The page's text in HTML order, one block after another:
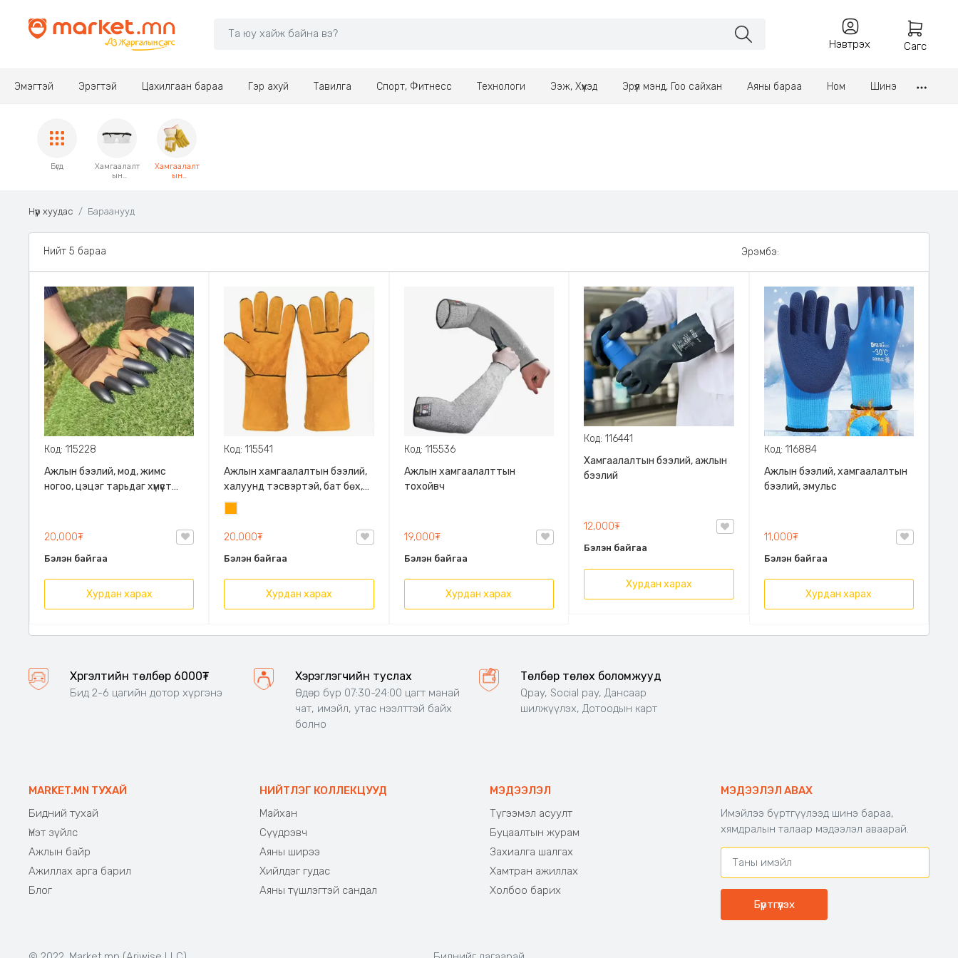
Нэвтрэх Сагс
Эмэгтэй Эрэгтэй Цахилгаан бараа Гэр ахуй Тавилга Спорт, Фитнесс Технологи Ээж, Хүүхэд Эрүүл мэнд, Гоо сайхан Аяны бараа Ном Шинэ
Бүгд
Хамгаалалт
ын
Хамгаалалт
ын
Нүүр хуудас Бараанууд
Нийт 5 бараа Эрэмбэ:
Код: 115228
Ажлын бээлий, мод, жимс
ногоо, цэцэг тарьдаг хүмүүст
газрыг хялбар ухна.
20,000₮
Бэлэн байгаа
Хурдан харах
Код: 115541
Ажлын хамгаалалтын бээлий,
халуунд тэсвэртэй, бат бөх,
удаан эдэлгээтэй, 28*16см.
20,000₮
Бэлэн байгаа
Хурдан харах
Код: 115536
Ажлын хамгаалалттын
тохойвч
19,000₮
Бэлэн байгаа
Хурдан харах
Код: 116441
Хамгаалалтын бээлий, ажлын
бээлий
12,000₮
Бэлэн байгаа
Хурдан харах
Код: 116884
Ажлын бээлий, хамгаалалтын
бээлий, эмульс
11,000₮
Бэлэн байгаа
Хурдан харах
Хүргэлтийн төлбөр 6000₮
Бид 2-6 цагийн дотор хүргэнэ
Хэрэглэгчийн туслах
Өдөр бүр 07:30-24:00 цагт манай
чат, имэйл, утас нээлттэй байх
болно
Төлбөр төлөх боломжууд
Qpay, Social pay, Дансаар
шилжүүлэх, Дотоодын карт
MARKET.MN ТУХАЙ
Бидний тухай
Үнэт зүйлс
Ажлын байр
Ажиллах арга барил
Блог
НИЙТЛЭГ КОЛЛЕКЦУУД
Майхан
Сүүдрэвч
Аяны ширээ
Хийлдэг гудас
Аяны түшлэгтэй сандал
МЭДЭЭЛЭЛ
Түгээмэл асуулт
Буцаалтын журам
Захиалга шалгах
Хамтран ажиллах
Холбоо барих
МЭДЭЭЛЭЛ АВАХ
Имэйлээ бүртгүүлээд шинэ бараа,
хямдралын талаар мэдээлэл аваарай.
Бүртгүүлэх